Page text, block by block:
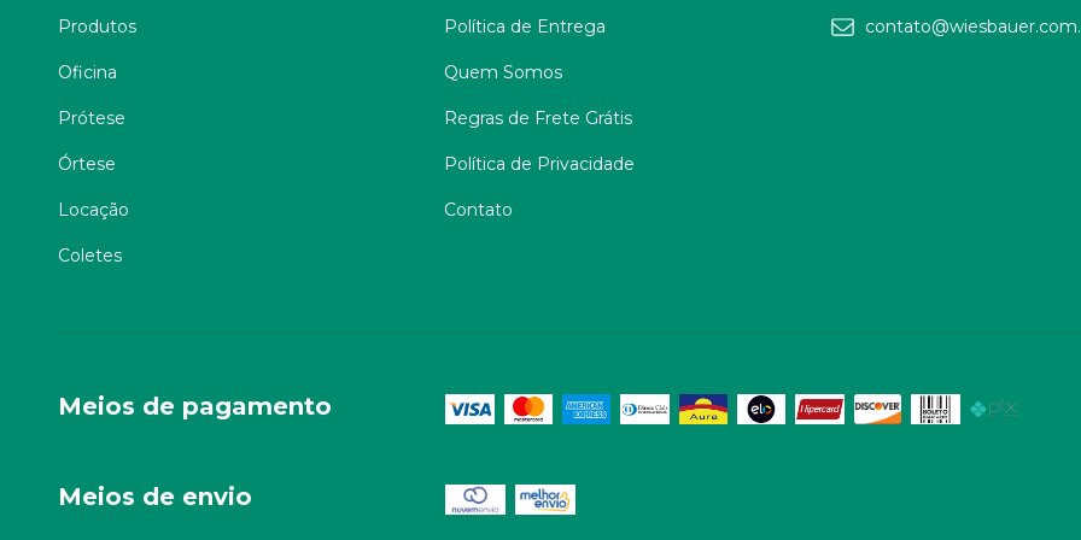
Produtos
Oficina
Prótese
Órtese
Locação
Coletes
Política de Entrega
Quem Somos
Regras de Frete Grátis
Política de Privacidade
Contato
Meios de pagamento
Meios de envio